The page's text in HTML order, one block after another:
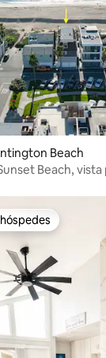
Beach
Beach, vista
preferidos dos